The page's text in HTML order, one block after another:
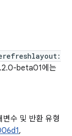
beta01에는
변수 및 반환 유형
,